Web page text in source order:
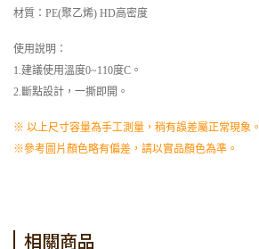
材質：PE(聚乙烯) HD高密度
使用說明：
1.建議使用溫度0~110度C。
2.斷點設計，一撕即開。
※ 以上尺寸容量為手工測量，稍有誤差屬正常現象。
※參考圖片顏色略有偏差，請以實品顏色為準。
相關商品